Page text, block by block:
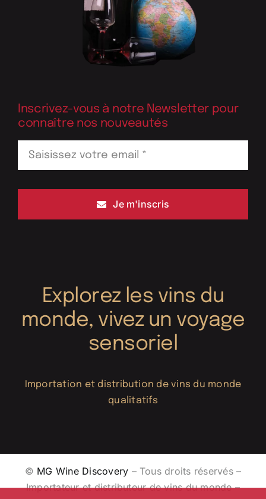
Inscrivez-vous à notre Newsletter pour
connaître nos nouveautés
Je m'inscris
Explorez les vins du
monde, vivez un voyage
sensoriel
Importation et distribution de vins du monde
qualitatifs
© MG Wine Discovery – Tous droits réservés –
Importateur et distributeur de vins du monde –